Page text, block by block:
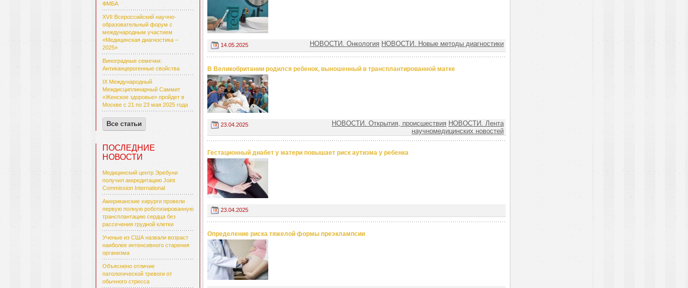
ФМБА
XVII Всероссийский научно-
образовательный форум с
международным участием
«Медицинская диагностика –
2025»
Виноградные семечки:
Антиканцерогенные свойства
IX Международный
Междисциплинарный Саммит
«Женское здоровье» пройдет в
Москве с 21 по 23 мая 2025 года
Все статьи
ПОСЛЕДНИЕ
НОВОСТИ
Медицинский центр Эребуни
получил аккредитацию Joint
Commission International
Американские хирурги провели
первую полную роботизированную
трансплантацию сердца без
рассечения грудной клетки
Ученые из США назвали возраст
наиболее интенсивного старения
организма
Объяснено отличие
патологической тревоги от
обычного стресса
14.05.2025 НОВОСТИ. Онкология НОВОСТИ. Новые методы диагностики
В Великобритании родился ребенок, выношенный в трансплантированной матке
23.04.2025 НОВОСТИ. Открытия, происшествия НОВОСТИ. Лента
научномедицинских новостей
Гестационный диабет у матери повышает риск аутизма у ребенка
23.04.2025
Определение риска тяжелой формы преэклампсии